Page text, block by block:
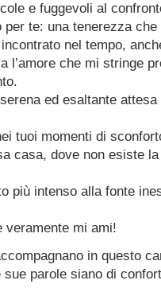
e fuggevoli al
per te: una tenerezza
nel tempo,
l’amore che mi stringe
ed esaltante
tuoi momenti di
casa, dove non esiste
più intenso alla fonte
veramente mi ami!
in questo
parole siano di